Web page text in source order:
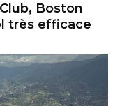
Boston
très efficace